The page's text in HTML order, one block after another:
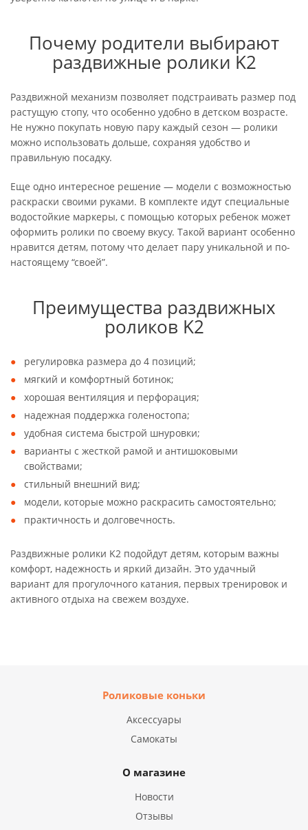
Почему родители выбирают
раздвижные ролики K2
Раздвижной механизм позволяет подстраивать размер под
растущую стопу, что особенно удобно в детском возрасте.
Не нужно покупать новую пару каждый сезон — ролики
можно использовать дольше, сохраняя удобство и
правильную посадку.
Еще одно интересное решение — модели с возможностью
раскраски своими руками. В комплекте идут специальные
водостойкие маркеры, с помощью которых ребенок может
оформить ролики по своему вкусу. Такой вариант особенно
нравится детям, потому что делает пару уникальной и по-
настоящему “своей”.
Преимущества раздвижных
роликов K2
регулировка размера до 4 позиций;
мягкий и комфортный ботинок;
хорошая вентиляция и перфорация;
надежная поддержка голеностопа;
удобная система быстрой шнуровки;
варианты с жесткой рамой и антишоковыми
свойствами;
стильный внешний вид;
модели, которые можно раскрасить самостоятельно;
практичность и долговечность.
Раздвижные ролики K2 подойдут детям, которым важны
комфорт, надежность и яркий дизайн. Это удачный
вариант для прогулочного катания, первых тренировок и
активного отдыха на свежем воздухе.
Роликовые коньки
Аксессуары
Самокаты
О магазине
Новости
Отзывы